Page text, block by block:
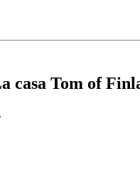
casa Tom of